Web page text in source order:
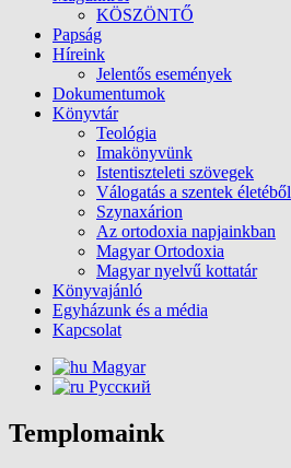
KÖSZÖNTŐ
Papság
Híreink
Jelentős események
Dokumentumok
Könyvtár
Teológia
Imakönyvünk
Istentiszteleti szövegek
Válogatás a szentek életéből
Szynaxárion
Az ortodoxia napjainkban
Magyar Ortodoxia
Magyar nyelvű kottatár
Könyvajánló
Egyházunk és a média
Kapcsolat
Magyar
Русский
Templomaink